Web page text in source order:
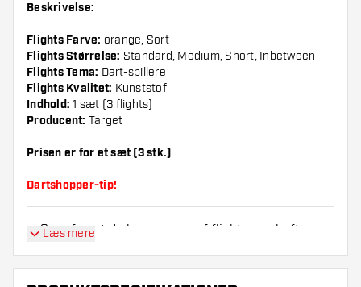
Beskrivelse:
Flights Farve: orange, Sort
Flights Størrelse: Standard, Medium, Short, Inbetween
Flights Tema: Dart-spillere
Flights Kvalitet: Kunststof
Indhold: 1 sæt (3 flights)
Producent: Target
Prisen er for et sæt (3 stk.)
Dartshopper-tip!
Sørg for, at du har masser af flights og shafts
knækket ved brug.
Læs mere